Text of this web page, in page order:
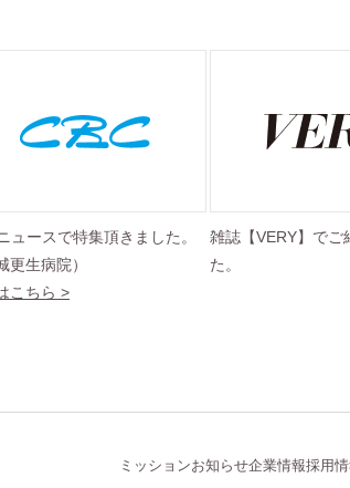
ュースで特集頂きました。
更生病院）
こちら >
雑誌【VERY】でご
た。
ミッションお知らせ企業情報採用